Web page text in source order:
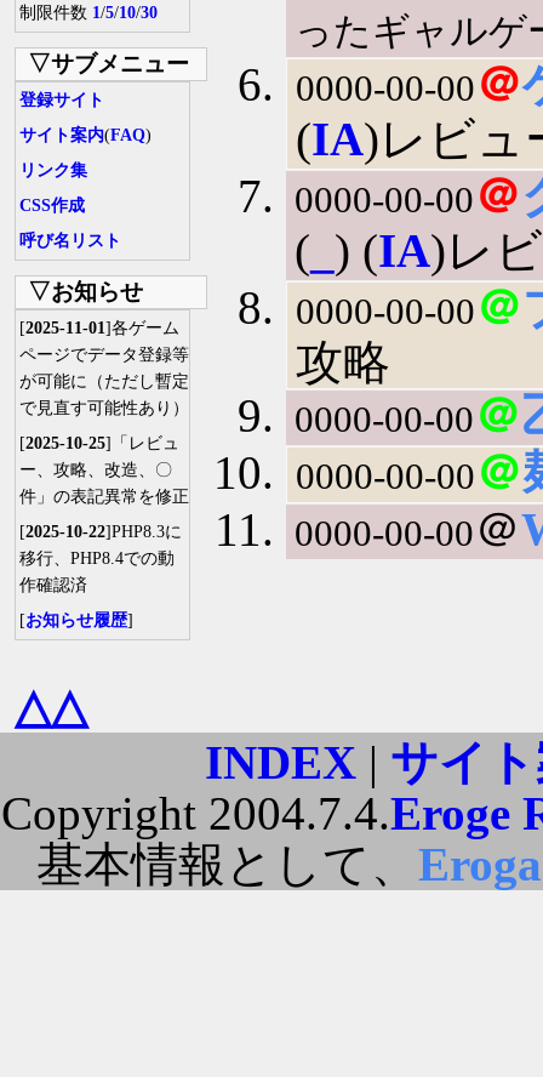
制限件数 1/5/10/30
▽サブメニュー
登録サイト
サイト案内(FAQ)
リンク集
CSS作成
呼び名リスト
▽お知らせ
[2025-11-01]各ゲーム
ページでデータ登録等
が可能に（ただし暫定
で見直す可能性あり）
[2025-10-25]「レビュ
ー、攻略、改造、〇
件」の表記異常を修正
[2025-10-22]PHP8.3に
移行、PHP8.4での動
作確認済
[お知らせ履歴]
ったギャルゲ
0000-00-00＠
(IA)レビ
0000-00-00＠
( ) (IA)レ
0000-00-00＠
攻略
0000-00-00＠
0000-00-00＠
0000-00-00＠
△△
INDEX| サイ
Copyright 2004.7.4.Eroge
基本情報として、